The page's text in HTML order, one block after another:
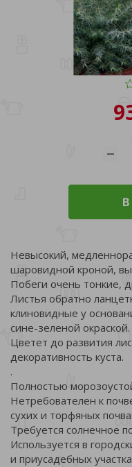
Невысокий,
шаровидной кроной,
Побеги очень тонкие,
Листья обратно
клиновидные у
сине-зеленой окраской.
Цветет до развития
декоративность куста.
.
Полностью
Нетребователен к
сухих и торфяных
Требуется солнечное
Используется в
и приусадебных